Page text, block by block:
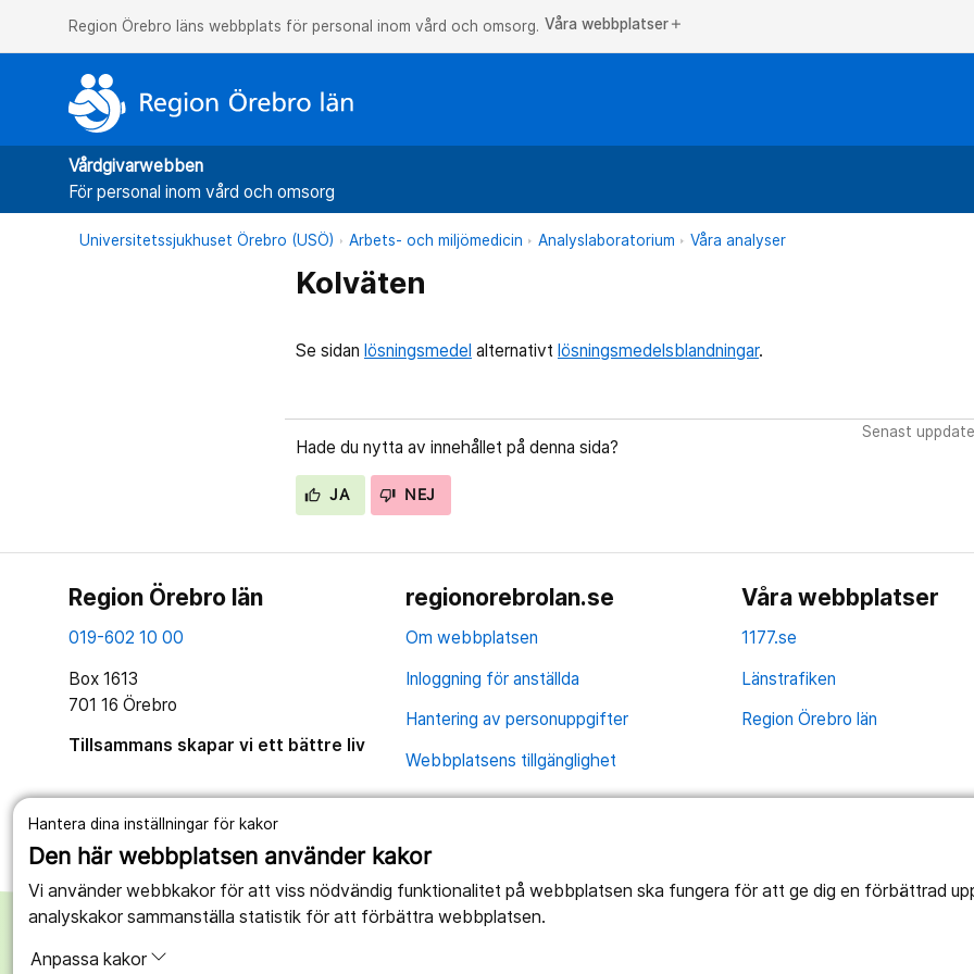
Hantera dina inställningar för kakor
Den här webbplatsen använder kakor
Vi använder webbkakor för att viss nödvändig funktionalitet på webbplatsen ska fungera för att ge dig en förbättrad
analyskakor sammanställa statistik för att förbättra webbplatsen.
Anpassa kakor
Region Örebro läns webbplats för personal inom vård och omsorg. Våra webbplatser add
Vårdgivarwebben
För personal inom vård och omsorg
Universitetssjukhuset Örebro (USÖ) Arbets- och miljömedicin Analyslaboratorium Våra analyser
Kolväten
Se sidan lösningsmedel alternativt lösningsmedelsblandningar.
Hade du nytta av innehållet på denna sida?
JA NEJ
Senast
Region Örebro län
019-602 10 00
Box 1613
701 16 Örebro
Tillsammans skapar vi ett bättre liv
regionorebrolan.se
Om webbplatsen
Inloggning för anställda
Hantering av personuppgifter
Webbplatsens tillgänglighet
Våra webbplatser
1177.se
Länstrafiken
Region Örebro län